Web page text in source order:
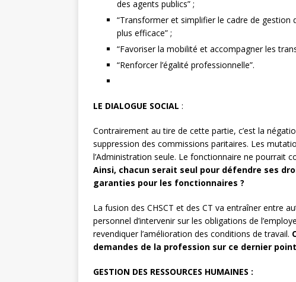
des agents publics” ;
“Transformer et simplifier le cadre de gestion
plus efficace” ;
“Favoriser la mobilité et accompagner les
“Renforcer l’égalité professionnelle”.
LE DIALOGUE SOCIAL :
Contrairement au tire de cette partie, c’est la
suppression des commissions paritaires. Les
l’Administration seule. Le fonctionnaire ne pourrait
Ainsi, chacun serait seul pour défendre ses
garanties pour les fonctionnaires ?
La fusion des CHSCT et des CT va entraîner entre
personnel d’intervenir sur les obligations de
revendiquer l’amélioration des conditions de travail.
demandes de la profession sur ce dernier
GESTION DES RESSOURCES HUMAINES :